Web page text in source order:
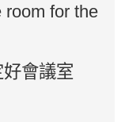
room for the
會議室